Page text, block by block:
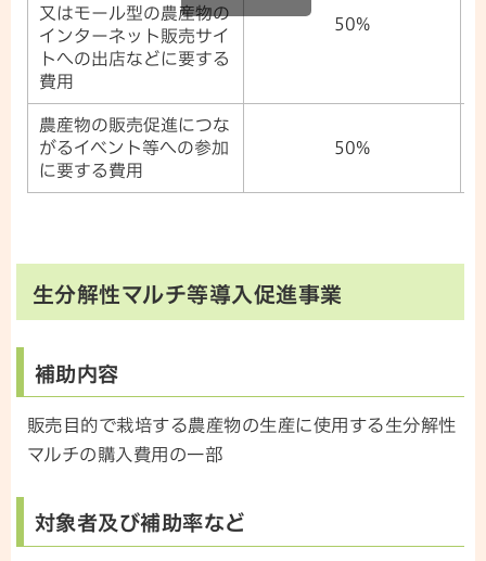
又はモール型の農産物の
インターネット販売サイ
トへの出店などに要する
費用
50%
農産物の販売促進につな
がるイベント等への参加
に要する費用
50%
生分解性マルチ等導入促進事業
補助内容
販売目的で栽培する農産物の生産に使用する生分解性
マルチの購入費用の一部
対象者及び補助率など